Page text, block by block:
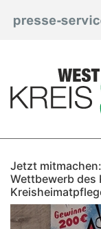
Jetzt
Wettbewerb des